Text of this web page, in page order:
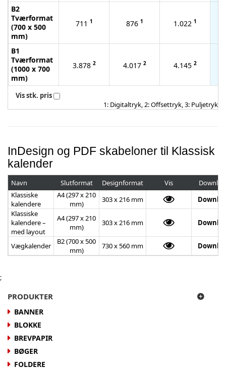
B2
Tværformat
(700 x 500
mm)
711 1 876 1 1.022 1
B1
Tværformat
(1000 x 700
mm)
3.878 2 4.017 2 4.145 2
Vis stk. pris
1: Digitaltryk, 2: Offsettryk, 3: Puljetryk
InDesign og PDF skabeloner til Klassisk
kalender
Navn Slutformat Designformat Vis
Klassiske
kalendere
A4 (297 x 210
mm)
303 x 216 mm
Klassiske
kalendere –
med layout
A4 (297 x 210
mm)
303 x 216 mm
Vægkalender
B2 (700 x 500
mm)
730 x 560 mm
;
PRODUKTER
BANNER
BLOKKE
BREVPAPIR
BØGER
FOLDERE